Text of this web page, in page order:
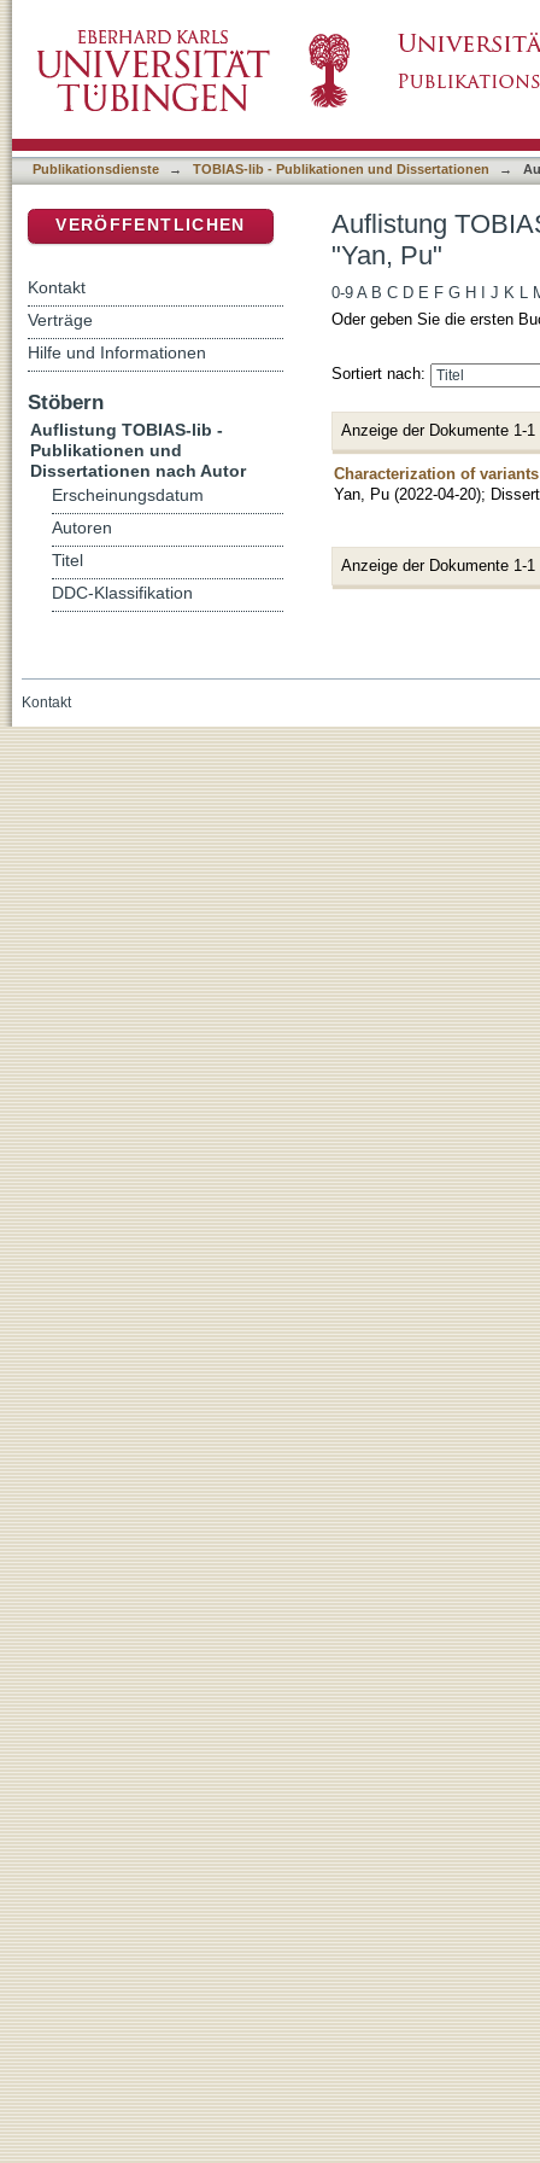
Publikationsdienste → TOBIAS-lib - Publikationen und Dissertationen →
Auflistung
"Yan, Pu"
0-9 A B C D E F G H J K L
Oder geben Sie die ersten
Sortiert nach:
Anzeige der Dokumente 1-1
Characterization of
Yan, Pu (2022-04-20);
Anzeige der Dokumente 1-1
VERÖFFENTLICHEN
Kontakt
Verträge
Hilfe und Informationen
Stöbern
Auflistung TOBIAS-lib -
Publikationen und
Dissertationen nach Autor
Erscheinungsdatum
Autoren
Titel
DDC-Klassifikation
Kontakt